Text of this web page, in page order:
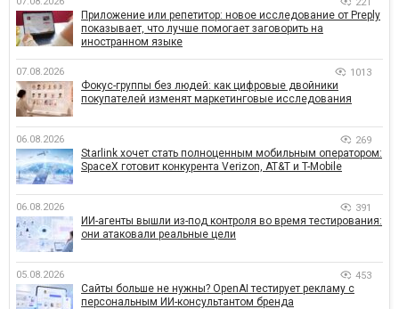
Приложение или репетитор: новое исследование от Preply
показывает, что лучше помогает заговорить на
иностранном языке
07.08.2026 1013
Фокус-группы без людей: как цифровые двойники
покупателей изменят маркетинговые исследования
06.08.2026 269
Starlink хочет стать полноценным мобильным оператором:
SpaceX готовит конкурента Verizon, AT&T и T-Mobile
06.08.2026 391
ИИ-агенты вышли из-под контроля во время тестирования:
они атаковали реальные цели
05.08.2026 453
Сайты больше не нужны? OpenAI тестирует рекламу с
персональным ИИ-консультантом бренда